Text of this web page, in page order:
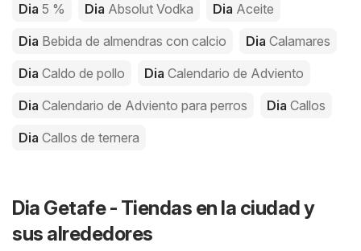
Dia 5 % Dia Absolut Vodka Dia Aceite
Dia Bebida de almendras con calcio Dia Calamares
Dia Caldo de pollo Dia Calendario de Adviento
Dia Calendario de Adviento para perros Dia Callos
Dia Callos de ternera
Dia Getafe - Tiendas en la ciudad y
sus alrededores